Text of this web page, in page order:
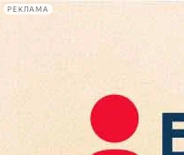
РЕКЛАМА
Сегодня:
2026.08.09
12:18